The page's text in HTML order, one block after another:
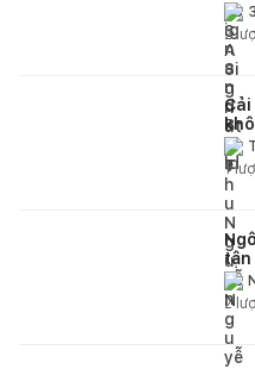
2
1
tận
2